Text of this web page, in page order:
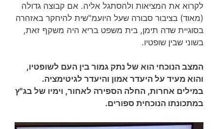
לקרוא את המציאות ולהסתגל אליה. אם קבוצה גדולה
(מאוד) בציבור סבורה שעל היועמ"שית להיחקר באזהרה
בסוגיית שדה תימן, בית משפט בריא היה משקף זאת,
בשוני שבין שופטיו.
המצב הנוכחי הוא של נתק גמור בין העם לשופטיו,
והוא מעיד על היעדר אמון והיעדר לגיטימציה.
במילים אחרות, החלה הספירה לאחור, וימיו של בג"ץ
במתכונתו הנוכחית ספורים.